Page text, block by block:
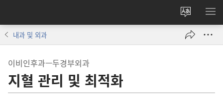
사이트
언어
변경
메
내과 및 외과
이비인후과—두경부외과
지혈 관리 및 최적화